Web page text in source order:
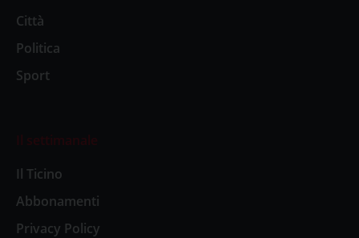
Città
Politica
Sport
Il settimanale
Il Ticino
Abbonamenti
Privacy Policy